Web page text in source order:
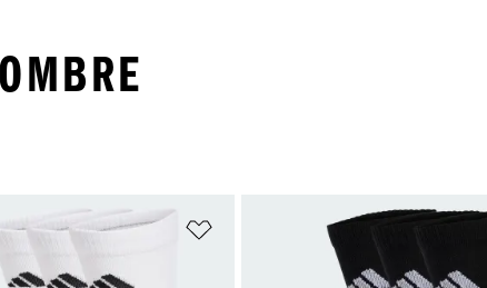
deseos Añadir a la lista de deseos